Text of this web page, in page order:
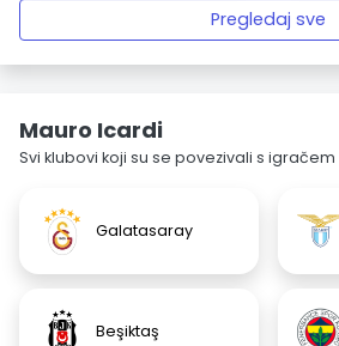
Pregledaj sve
Mauro Icardi
Svi klubovi koji su se povezivali s igračem
Galatasaray
Beşiktaş